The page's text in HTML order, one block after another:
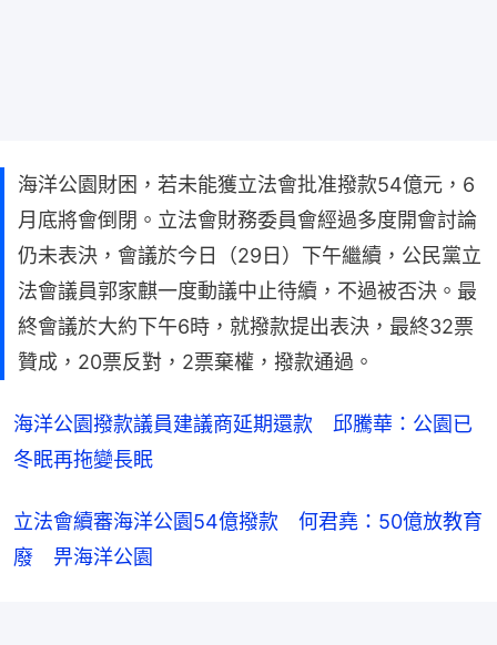
海洋公園財困，若未能獲立法會批准撥款54億元，6
月底將會倒閉。立法會財務委員會經過多度開會討論
仍未表決，會議於今日（29日）下午繼續，公民黨立
法會議員郭家麒一度動議中止待續，不過被否決。最
終會議於大約下午6時，就撥款提出表決，最終32票
贊成，20票反對，2票棄權，撥款通過。
海洋公園撥款議員建議商延期還款　邱騰華：公園已
冬眠再拖變長眠
立法會續審海洋公園54億撥款　何君堯：50億放教育
廢　畀海洋公園